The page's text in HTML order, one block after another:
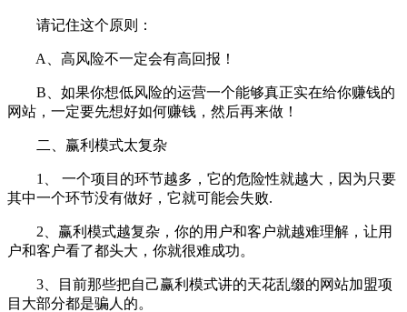
请记住这个原则：
A、高风险不一定会有高回报！
B、如果你想低风险的运营一个能够真正实在给你赚钱的
网站，一定要先想好如何赚钱，然后再来做！
二、赢利模式太复杂
1、 一个项目的环节越多，它的危险性就越大，因为只要
其中一个环节没有做好，它就可能会失败.
2、赢利模式越复杂，你的用户和客户就越难理解，让用
户和客户看了都头大，你就很难成功。
3、目前那些把自己赢利模式讲的天花乱缀的网站加盟项
目大部分都是骗人的。